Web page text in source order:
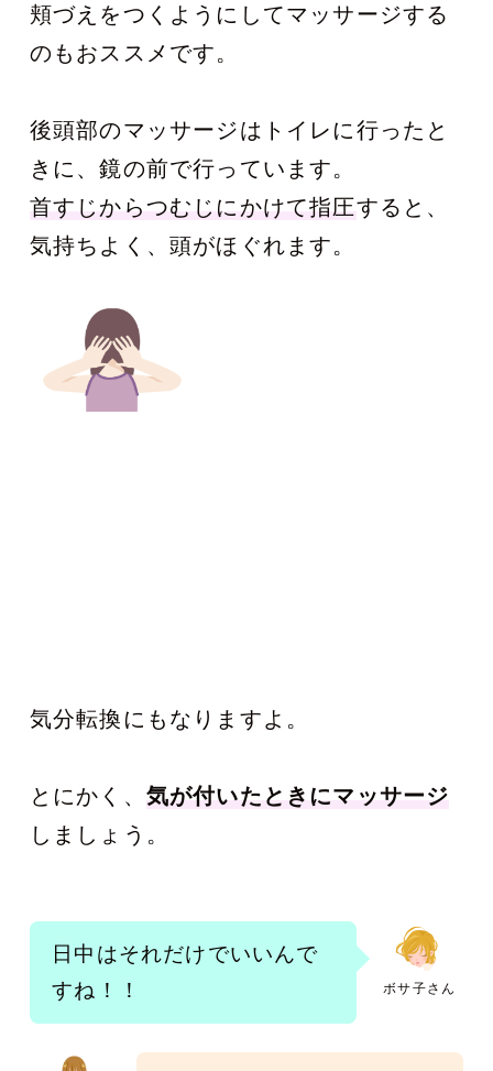
頬づえをつくようにしてマッサージする
のもおススメです。
後頭部のマッサージはトイレに行ったと
きに、鏡の前で行っています。
首すじからつむじにかけて指圧すると、
気持ちよく、頭がほぐれます。
気分転換にもなりますよ。
とにかく、 気が付いたときにマッサージ
しましょう。
ボサ子さん
日中はそれだけでいいんで
すね！！